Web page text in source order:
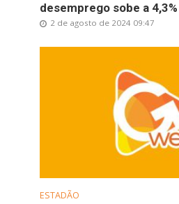
desemprego sobe a 4,3%
2 de agosto de 2024 09:47
ESTADÃO